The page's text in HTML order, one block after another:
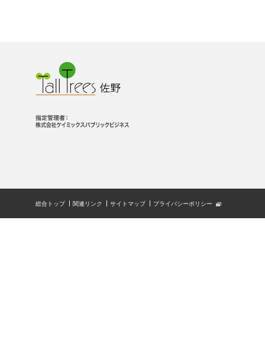
総合トップ 関連リンク サイトマップ プライバシーポリシー